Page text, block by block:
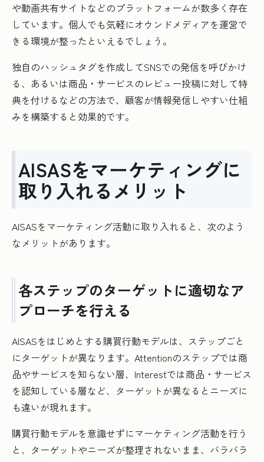
や動画共有サイトなどのプラットフォームが数多く存在
しています。個人でも気軽にオウンドメディアを運営で
きる環境が整ったといえるでしょう。
独自のハッシュタグを作成してSNSでの発信を呼びかけ
る、あるいは商品・サービスのレビュー投稿に対して特
典を付けるなどの方法で、顧客が情報発信しやすい仕組
みを構築すると効果的です。
AISASをマーケティングに
取り入れるメリット
AISASをマーケティング活動に取り入れると、次のよう
なメリットがあります。
各ステップのターゲットに適切なア
プローチを行える
AISASをはじめとする購買行動モデルは、ステップごと
にターゲットが異なります。Attentionのステップでは商
品やサービスを知らない層、Interestでは商品・サービス
を認知している層など、ターゲットが異なるとニーズに
も違いが現れます。
購買行動モデルを意識せずにマーケティング活動を行う
と、ターゲットやニーズが整理されないまま、バラバラ